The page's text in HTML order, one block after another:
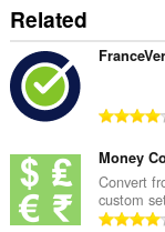
Related
Money
Convert
custom